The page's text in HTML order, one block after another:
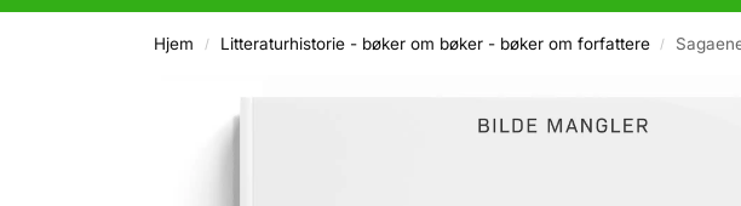
Hjem / Litteraturhistorie - bøker om bøker - bøker om forfattere /